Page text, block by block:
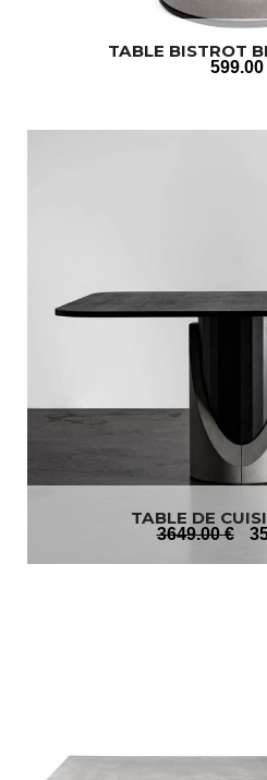
TABLE BISTROT
599.00
TABLE DE
3649.00 €